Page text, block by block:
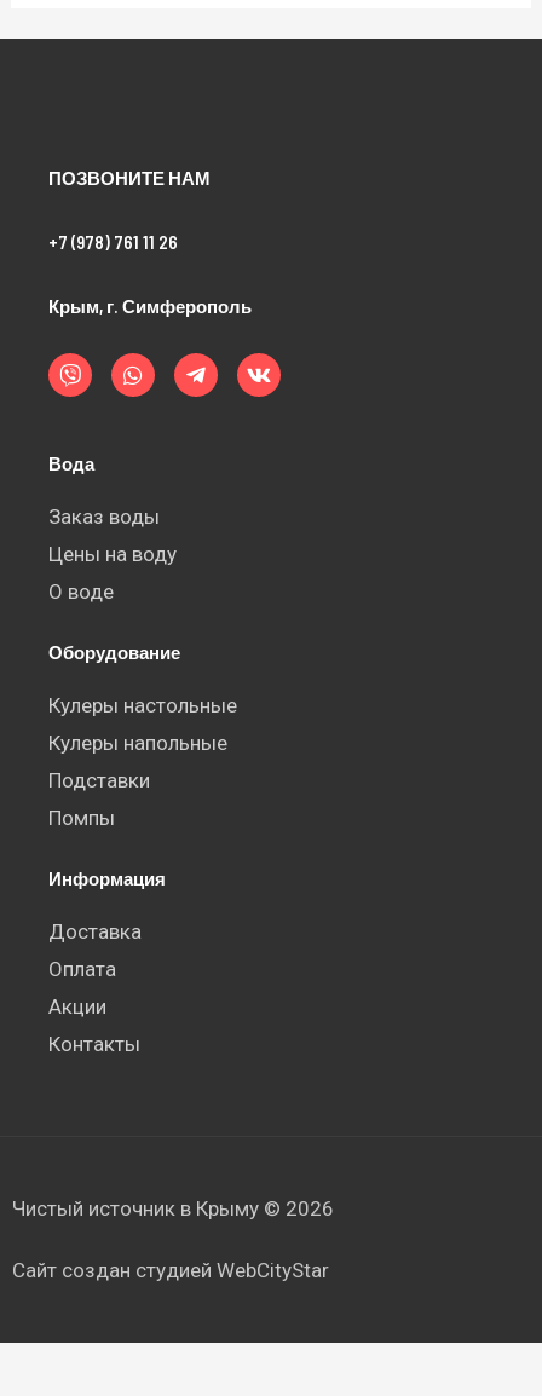
ПОЗВОНИТЕ НАМ
+7 (978) 761 11 26
Крым, г. Симферополь
i
b
e
h
a
t
e
l
e
k
Вода
Заказ воды
Цены на воду
О воде
Оборудование
Кулеры настольные
Кулеры напольные
Подставки
Помпы
Информация
Доставка
Оплата
Акции
Контакты
Чистый источник в Крыму © 2026
Сайт создан студией WebCityStar